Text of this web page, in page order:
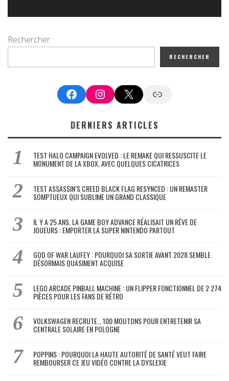
Rechercher
RECHERCHER
FacebookInstagram
X Google News
DERNIERS ARTICLES
TEST HALO CAMPAIGN EVOLVED : LE REMAKE QUI RESSUSCITE LE
MONUMENT DE LA XBOX, AVEC QUELQUES CICATRICES
TEST ASSASSIN’S CREED BLACK FLAG RESYNCED : UN REMASTER
SOMPTUEUX QUI SUBLIME UN GRAND CLASSIQUE
IL Y A 25 ANS, LA GAME BOY ADVANCE RÉALISAIT UN RÊVE DE
JOUEURS : EMPORTER LA SUPER NINTENDO PARTOUT
GOD OF WAR LAUFEY : POURQUOI SA SORTIE AVANT 2028 SEMBLE
DÉSORMAIS QUASIMENT ACQUISE
LEGO ARCADE PINBALL MACHINE : UN FLIPPER FONCTIONNEL DE 2 274
PIÈCES POUR LES FANS DE RÉTRO
VOLKSWAGEN RECRUTE… 100 MOUTONS POUR ENTRETENIR SA
CENTRALE SOLAIRE EN POLOGNE
POPPINS : POURQUOI LA HAUTE AUTORITÉ DE SANTÉ VEUT FAIRE
REMBOURSER CE JEU VIDÉO CONTRE LA DYSLEXIE